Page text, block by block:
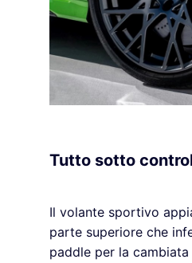
Tutto sotto
Il volante sportivo
parte superiore che
paddle per la